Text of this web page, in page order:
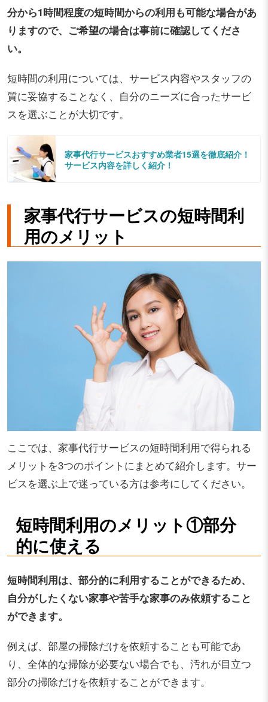
分から1時間程度の短時間からの利用も可能な場合があ
りますので、ご希望の場合は事前に確認してくださ
い。
短時間の利用については、サービス内容やスタッフの
質に妥協することなく、自分のニーズに合ったサービ
スを選ぶことが大切です。
家事代行サービスおすすめ業者15選を徹底紹介！
サービス内容を詳しく紹介！
家事代行サービスの短時間利
用のメリット
ここでは、家事代行サービスの短時間利用で得られる
メリットを3つのポイントにまとめて紹介します。サー
ビスを選ぶ上で迷っている方は参考にしてください。
短時間利用のメリット①部分
的に使える
短時間利用は、部分的に利用することができるため、
自分がしたくない家事や苦手な家事のみ依頼すること
ができます。
例えば、部屋の掃除だけを依頼することも可能であ
り、全体的な掃除が必要ない場合でも、汚れが目立つ
部分の掃除だけを依頼することができます。